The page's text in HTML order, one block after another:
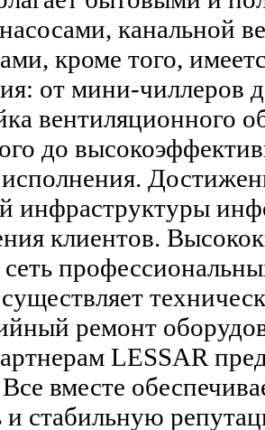
канальной
кроме того,
от мини-
вентиляционного
до
исполнения.
инфраструктуры
клиентов.
ремонт
LESSAR
вместе
и стабильную